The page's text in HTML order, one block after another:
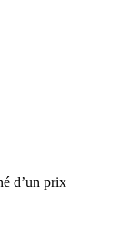
d’un prix